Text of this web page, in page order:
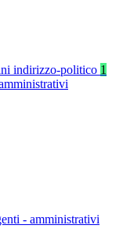
indirizzo-politico 1
- amministrativi